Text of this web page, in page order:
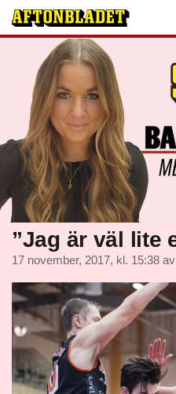
”Jag är väl lite
17 november, 2017, kl. 15:38 av